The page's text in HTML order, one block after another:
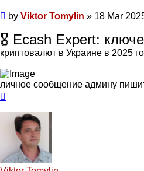
Post
by Viktor Tomylin » 18 Mar
🎖 Ecash Expert:
криптовалют в Украине в 2025
личное сообщение админу